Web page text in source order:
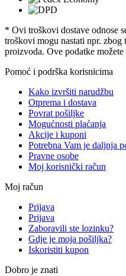
* Ovi troškovi dostave odnose
troškovi mogu nastati npr.
proizvoda. Ove podatke
Pomoć i podrška korisnicima
Kako izvršiti narudžbu
Otprema i dostava
Povrat pošiljke
Mogućnosti plaćanja
Akcije i kuponi
Potrebna Vam je daljnja
Pravne osobe
Moj korisnički račun
Moj račun
Prijava
Prijava
Zaboravili ste lozinku?
Gdje je moja pošiljka?
Iskoristiti kupon
Dobro je znati